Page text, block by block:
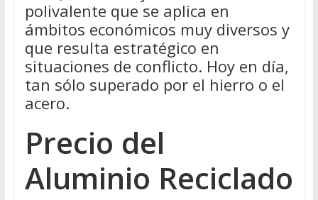
polivalente que se aplica en
ámbitos económicos muy diversos y
que resulta estratégico en
situaciones de conflicto. Hoy en día,
tan sólo superado por el hierro o el
acero.
Precio del
Aluminio Reciclado